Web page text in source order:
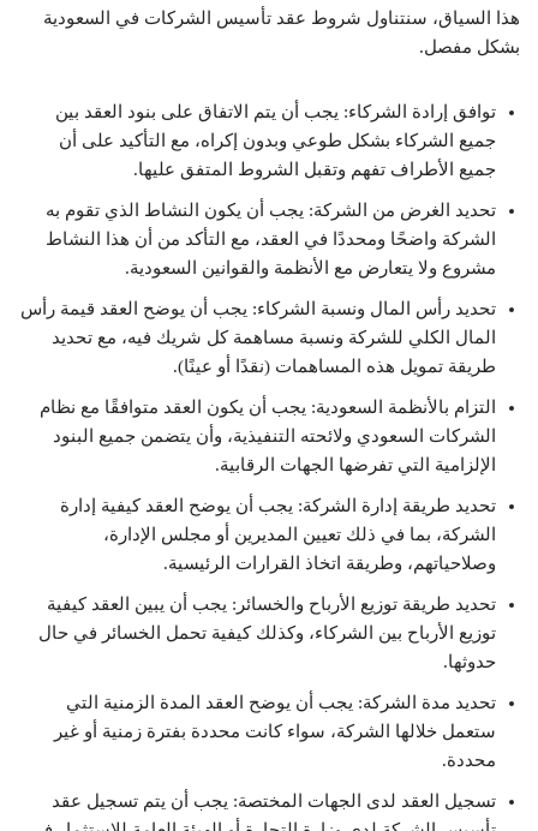
هذا السياق، سنتناول شروط عقد تأسيس الشركات في السعودية
بشكل مفصل.
توافق إرادة الشركاء: يجب أن يتم الاتفاق على بنود العقد بين
جميع الشركاء بشكل طوعي وبدون إكراه، مع التأكيد على أن
جميع الأطراف تفهم وتقبل الشروط المتفق عليها.
تحديد الغرض من الشركة: يجب أن يكون النشاط الذي تقوم به
الشركة واضحًا ومحددًا في العقد، مع التأكد من أن هذا النشاط
مشروع ولا يتعارض مع الأنظمة والقوانين السعودية.
تحديد رأس المال ونسبة الشركاء: يجب أن يوضح العقد قيمة رأس
المال الكلي للشركة ونسبة مساهمة كل شريك فيه، مع تحديد
طريقة تمويل هذه المساهمات (نقدًا أو عينًا).
التزام بالأنظمة السعودية: يجب أن يكون العقد متوافقًا مع نظام
الشركات السعودي ولائحته التنفيذية، وأن يتضمن جميع البنود
الإلزامية التي تفرضها الجهات الرقابية.
تحديد طريقة إدارة الشركة: يجب أن يوضح العقد كيفية إدارة
الشركة، بما في ذلك تعيين المديرين أو مجلس الإدارة،
وصلاحياتهم، وطريقة اتخاذ القرارات الرئيسية.
تحديد طريقة توزيع الأرباح والخسائر: يجب أن يبين العقد كيفية
توزيع الأرباح بين الشركاء، وكذلك كيفية تحمل الخسائر في حال
حدوثها.
تحديد مدة الشركة: يجب أن يوضح العقد المدة الزمنية التي
ستعمل خلالها الشركة، سواء كانت محددة بفترة زمنية أو غير
محددة.
تسجيل العقد لدى الجهات المختصة: يجب أن يتم تسجيل عقد